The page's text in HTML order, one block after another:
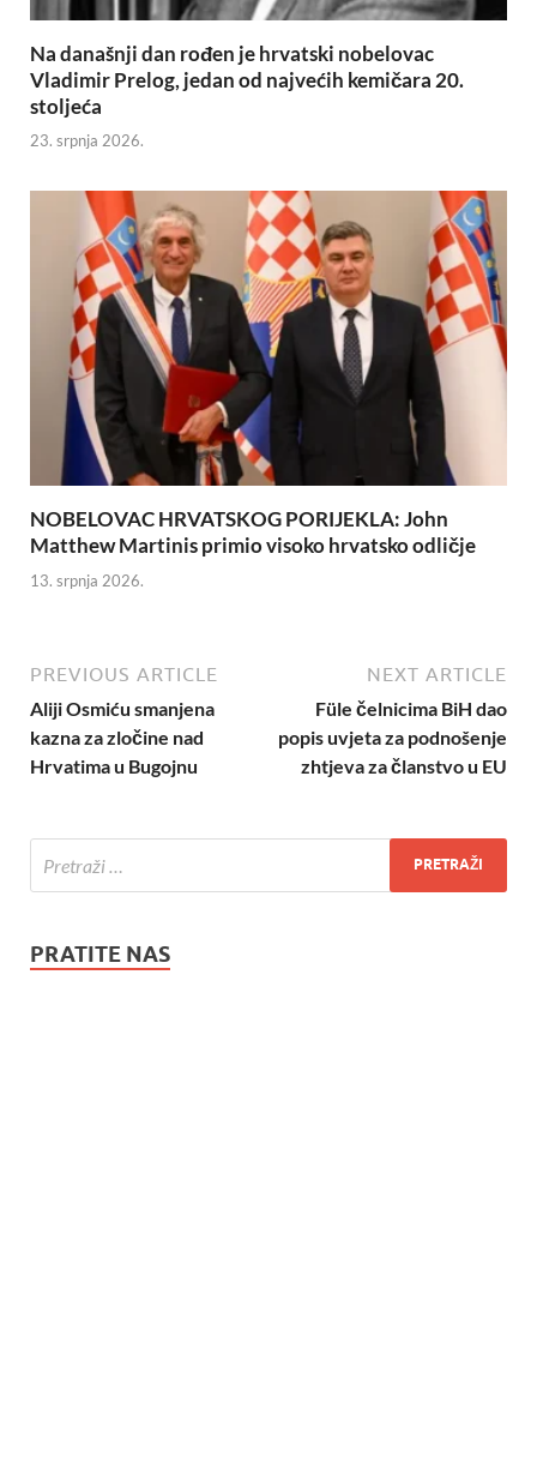
Na današnji dan rođen je hrvatski nobelovac
Vladimir Prelog, jedan od najvećih kemičara 20.
stoljeća
23. srpnja 2026.
NOBELOVAC HRVATSKOG PORIJEKLA: John
Matthew Martinis primio visoko hrvatsko odličje
13. srpnja 2026.
PREVIOUS ARTICLE
Aliji Osmiću smanjena
kazna za zločine nad
Hrvatima u Bugojnu
NEXT ARTICLE
Füle čelnicima BiH dao
popis uvjeta za podnošenje
zhtjeva za članstvo u EU
PRATITE NAS